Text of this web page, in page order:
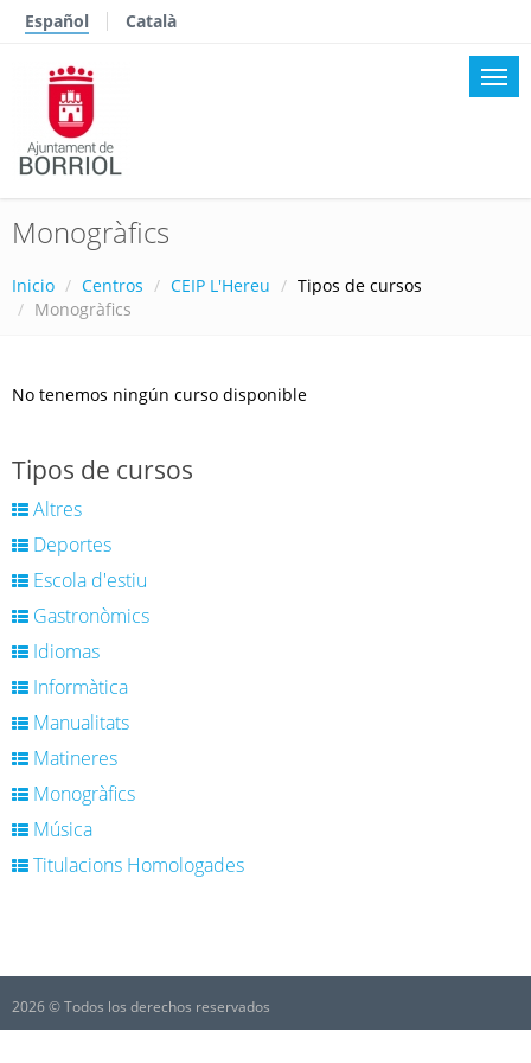
Español Català
Monogràfics
Inicio Centros CEIP L'Hereu
Tipos de cursos
Monogràfics
No tenemos ningún curso disponible
Tipos de cursos
Altres
Deportes
Escola d'estiu
Gastronòmics
Idiomas
Informàtica
Manualitats
Matineres
Monogràfics
Música
Titulacions Homologades
2026 © Todos los derechos reservados